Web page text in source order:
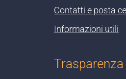
Contatti e posta
Informazioni utili